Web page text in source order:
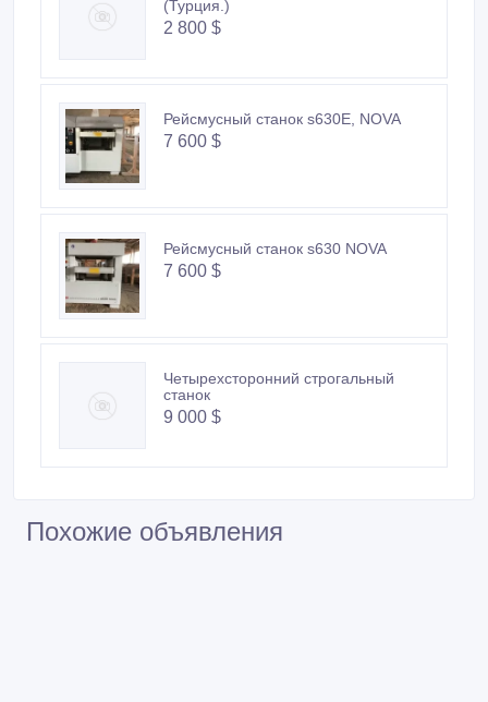
(Турция.)
2 800 $
Рейсмусный станок s630E, NOVA
7 600 $
Рейсмусный станок s630 NOVA
7 600 $
Четырехсторонний строгальный
станок
9 000 $
Похожие объявления